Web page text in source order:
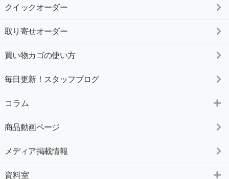
クイックオーダー
取り寄せオーダー
買い物カゴの使い方
毎日更新！スタッフブログ
コラム
商品動画ページ
メディア掲載情報
資料室